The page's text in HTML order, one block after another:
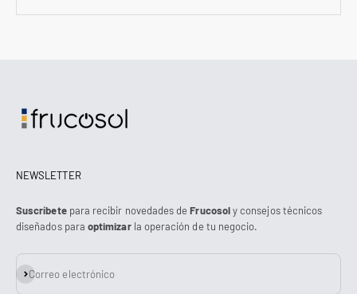
NEWSLETTER
Suscríbetepara recibir novedades deFrucosoly consejos técnicos
diseñados para optimizarla operación de tu negocio.
Correo electrónico
Suscribirse